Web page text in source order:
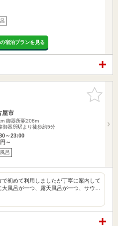
宿泊プランを見る
お気に入
りに追加
屋市
御器所駅208m
御器所駅より徒歩約5分
～23:00
～
呂
初めて利用しましたが丁寧に案内して
風呂が一つ、露天風呂が一つ、サウ…